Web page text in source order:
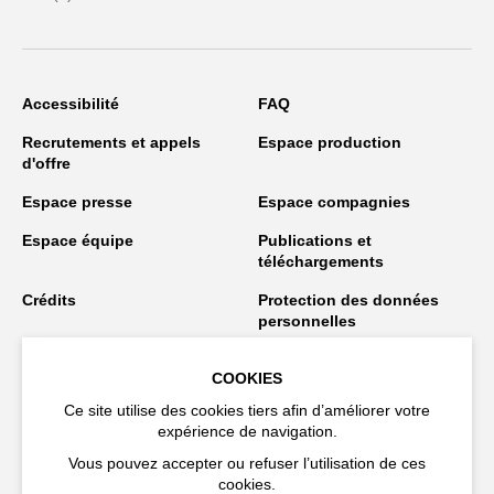
Accessibilité FAQ
Recrutements et appels
d'offre
Espace production
Espace presse Espace compagnies
Espace équipe
Publications et
téléchargements
Crédits
Protection des données
personnelles
COOKIES
Ce site utilise des cookies tiers afin d’améliorer votre
expérience de navigation.
Vous pouvez accepter ou refuser l’utilisation de ces
cookies.